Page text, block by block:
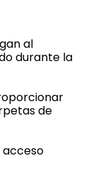
al
durante la
de